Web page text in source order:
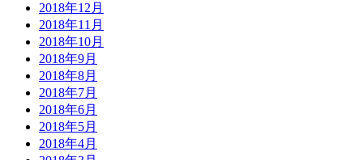
2018年12月
2018年11月
2018年10月
2018年9月
2018年8月
2018年7月
2018年6月
2018年5月
2018年4月